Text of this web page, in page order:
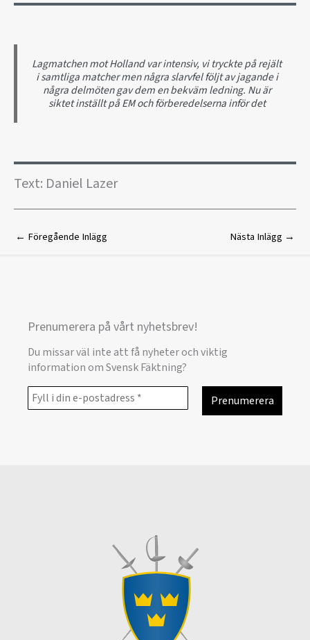
Lagmatchen mot Holland var intensiv, vi tryckte på rejält
i samtliga matcher men några slarvfel följt av jagande i
några delmöten gav dem en bekväm ledning. Nu är
siktet inställt på EM och förberedelserna inför det
Text: Daniel Lazer
← Föregående Inlägg Nästa Inlägg →
Prenumerera på vårt nyhetsbrev!
Du missar väl inte att få nyheter och viktig
information om Svensk Fäktning?